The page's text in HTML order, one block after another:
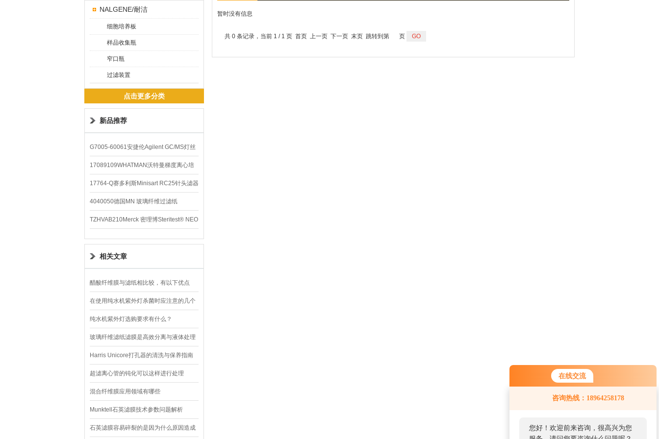
在线交流
咨询热线：18964258178
您好！欢迎前来咨询，很高兴为您
NALGENE/耐洁
细胞培养板
样品收集瓶
窄口瓶
过滤装置
点击更多分类
新品推荐
G7005-60061安捷伦Agilent GC/MS灯丝
配件
17089109WHATMAN沃特曼梯度离心培
养基
17764-Q赛多利斯Minisart RC25针头滤器
4040050德国MN 玻璃纤维过滤纸
TZHVAB210Merck 密理博Steritest® NEO
设备
相关文章
醋酸纤维膜与滤纸相比较，有以下优点
在使用纯水机紫外灯杀菌时应注意的几个
问题
纯水机紫外灯选购要求有什么？
玻璃纤维滤纸滤膜是高效分离与液体处理
的产品
Harris Unicore打孔器的清洗与保养指南
超滤离心管的钝化可以这样进行处理
混合纤维膜应用领域有哪些
Munktell石英滤膜技术参数问题解析
石英滤膜容易碎裂的是因为什么原因造成
暂时没有信息
共 0 条记录，当前 1 / 1 页 首页 上一页 下一页 末页 跳转到第 页